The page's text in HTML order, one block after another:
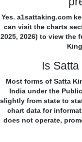
Yes. a1sattaking.com
can visit the charts
2025, 2026) to view the
Is
Most forms of Satta
India under the
slightly from state to
chart data for
does not operate,